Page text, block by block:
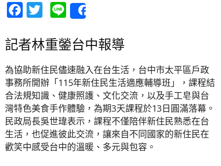
Facebook
Twitter
Line
記者林重鎣台中報導
為協助新住民儘速融入在台生活，台中市太平區戶政
事務所開辦「115年新住民生活適應輔導班」，課程結
合法規知識、健康照護、文化交流，以及手工皂與台
灣特色美食手作體驗，為期3天課程於13日圓滿落幕。
民政局長吳世瑋表示，課程不僅陪伴新住民熟悉在台
生活，也促進彼此交流，讓來自不同國家的新住民在
歡笑中感受台中的溫暖、多元與包容。